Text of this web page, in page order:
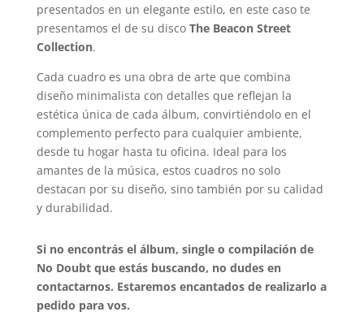
presentados en un elegante estilo, en este caso te
presentamos el de su disco The Beacon Street
Collection.
Cada cuadro es una obra de arte que combina
diseño minimalista con detalles que reflejan la
estética única de cada álbum, convirtiéndolo en el
complemento perfecto para cualquier ambiente,
desde tu hogar hasta tu oficina. Ideal para los
amantes de la música, estos cuadros no solo
destacan por su diseño, sino también por su calidad
y durabilidad.
Si no encontrás el álbum, single o compilación de
No Doubt que estás buscando, no dudes en
contactarnos. Estaremos encantados de realizarlo a
pedido para vos.